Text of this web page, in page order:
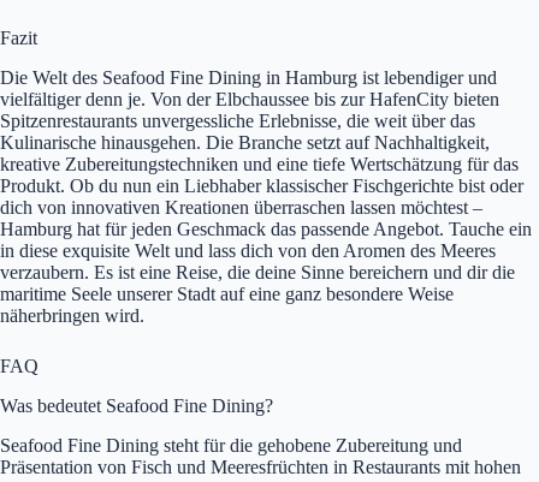
Fazit
Die Welt des Seafood Fine Dining in Hamburg ist lebendiger und
vielfältiger denn je. Von der Elbchaussee bis zur HafenCity bieten
Spitzenrestaurants unvergessliche Erlebnisse, die weit über das
Kulinarische hinausgehen. Die Branche setzt auf Nachhaltigkeit,
kreative Zubereitungstechniken und eine tiefe Wertschätzung für das
Produkt. Ob du nun ein Liebhaber klassischer Fischgerichte bist oder
dich von innovativen Kreationen überraschen lassen möchtest –
Hamburg hat für jeden Geschmack das passende Angebot. Tauche ein
in diese exquisite Welt und lass dich von den Aromen des Meeres
verzaubern. Es ist eine Reise, die deine Sinne bereichern und dir die
maritime Seele unserer Stadt auf eine ganz besondere Weise
näherbringen wird.
FAQ
Was bedeutet Seafood Fine Dining?
Seafood Fine Dining steht für die gehobene Zubereitung und
Präsentation von Fisch und Meeresfrüchten in Restaurants mit hohen